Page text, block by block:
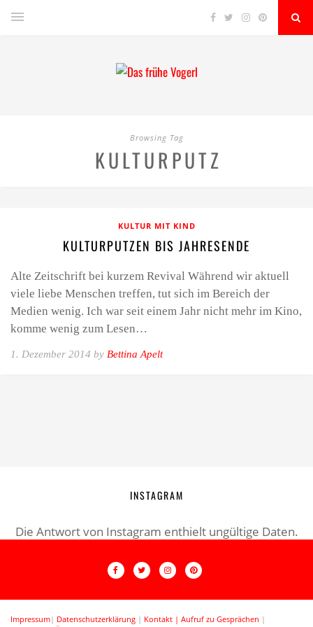
Browsing Tag
KULTURPUTZ
KULTUR MIT KIND
KULTURPUTZEN BIS JAHRESENDE
Alte Zeitschrift bei kurzem Revival Während wir aktuell
viele liebe Menschen treffen, tut sich im Bereich der
Medien wenig. Ich war seit einem Jahr nicht mehr im Kino,
komme wenig zum Lesen…
1. Dezember 2014 by Bettina Apelt
INSTAGRAM
Die Antwort von Instagram enthielt ungültige Daten.
Impressum| Datenschutzerklärung | Kontakt | Aufruf zu Gesprächen |